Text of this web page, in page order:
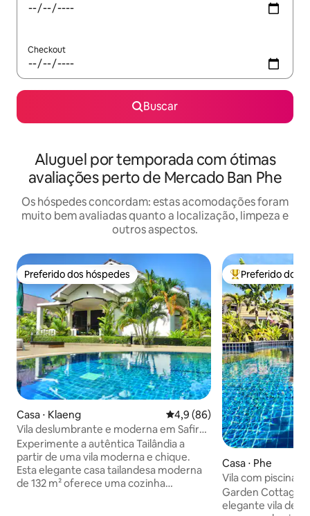
Checkout
Buscar
Aluguel por temporada com ótimas
avaliações perto de Mercado Ban Phe
Os hóspedes concordam: estas acomodações foram
muito bem avaliadas quanto a localização, limpeza e
outros aspectos.
Preferido dos hóspedes
Preferido dos hóspedes
Casa ⋅ Klaeng 4,9 de uma avaliação média
4,9 (86)
Vila deslumbrante e moderna em Safir
Village Ban Phe
Experimente a autêntica Tailândia a
partir de uma vila moderna e chique.
Esta elegante casa tailandesa moderna
de 132 m² oferece uma cozinha
Entre os
Preferido dos
Casa ⋅ Phe
Vila com piscina e
Resort
Garden Cottage
elegante vila de